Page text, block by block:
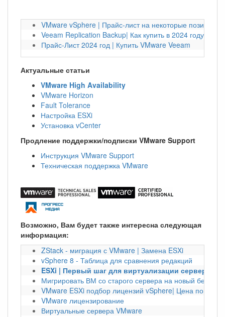
VMware vSphere | Прайс-лист на некоторые позиции
Veeam Replication Backup| Как купить в 2024 году?
Прайс-Лист 2024 год | Купить VMware Veeam
Актуальные статьи
VMware High Availability
VMware Horizon
Fault Tolerance
Настройка ESXi
Установка vCenter
Продление поддержки/подписки VMware Support
Инструкция VMware Support
Техническая поддержка VMware
Возможно, Вам будет также интересна следующая
информация:
ZStack - миграция с VMware | Замена ESXi
vSphere 8 - Таблица для сравнения редакций
ESXi | Первый шаг для виртуализации серверов
Мигрировать ВМ со старого сервера на новый без
VMware ESXi подбор лицензий vSphere| Цена покупки
VMware лицензирование
Виртуальные сервера VMware